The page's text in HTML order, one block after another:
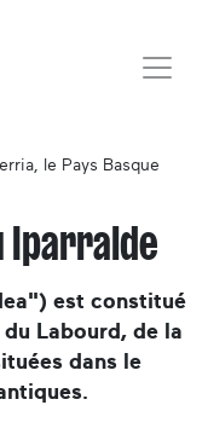
le Pays Basque
Iparralde
est constitué
Labourd, de la
dans le